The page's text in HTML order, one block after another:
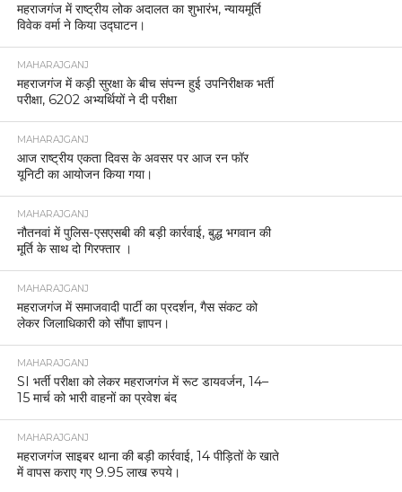
महराजगंज में राष्ट्रीय लोक अदालत का शुभारंभ, न्यायमूर्ति
विवेक वर्मा ने किया उद्घाटन।
MAHARAJGANJ
महराजगंज में कड़ी सुरक्षा के बीच संपन्न हुई उपनिरीक्षक भर्ती
परीक्षा, 6202 अभ्यर्थियों ने दी परीक्षा
MAHARAJGANJ
आज राष्ट्रीय एकता दिवस के अवसर पर आज रन फॉर
यूनिटी का आयोजन किया गया।
MAHARAJGANJ
नौतनवां में पुलिस-एसएसबी की बड़ी कार्रवाई, बुद्ध भगवान की
मूर्ति के साथ दो गिरफ्तार ।
MAHARAJGANJ
महराजगंज में समाजवादी पार्टी का प्रदर्शन, गैस संकट को
लेकर जिलाधिकारी को सौंपा ज्ञापन।
MAHARAJGANJ
SI भर्ती परीक्षा को लेकर महराजगंज में रूट डायवर्जन, 14–
15 मार्च को भारी वाहनों का प्रवेश बंद
MAHARAJGANJ
महराजगंज साइबर थाना की बड़ी कार्रवाई, 14 पीड़ितों के खाते
में वापस कराए गए 9.95 लाख रुपये।